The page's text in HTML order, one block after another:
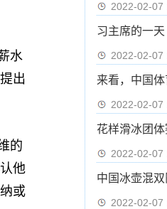
水
出
的
他
或
2022-02-07
习主席的一天
2022-02-07
来看，中国体
2022-02-07
2022-02-07
2022-02-07